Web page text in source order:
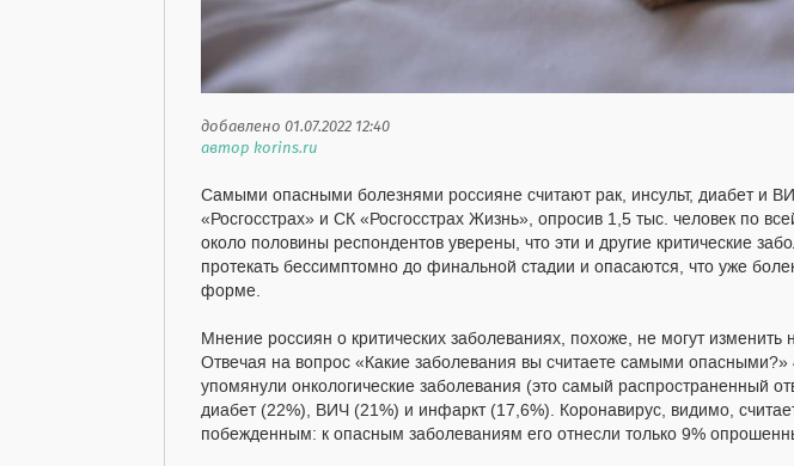
добавлено 01.07.2022 12:40
автор korins.ru
Самыми опасными болезнями россияне считают рак, инсульт, диабет и
«Росгосстрах» и СК «Росгосстрах Жизнь», опросив 1,5 тыс. человек по
около половины респондентов уверены, что эти и другие критические
протекать бессимптомно до финальной стадии и опасаются, что уже
форме.
Мнение россиян о критических заболеваниях, похоже, не могут изменить
Отвечая на вопрос «Какие заболевания вы считаете самыми опасными?»
упомянули онкологические заболевания (это самый распространенный
диабет (22%), ВИЧ (21%) и инфаркт (17,6%). Коронавирус, видимо,
побежденным: к опасным заболеваниям его отнесли только 9%